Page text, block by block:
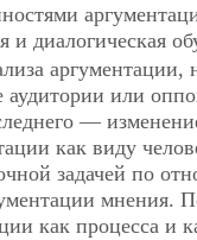
и диалогическая
аудитории или
—
как виду
задачей по
мнения.
как процесса и